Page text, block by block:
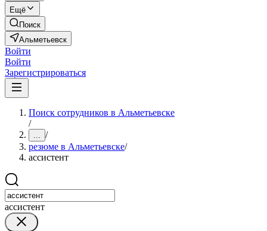
Ещё
Поиск
Альметьевск
Войти
Войти
Зарегистрироваться
Поиск сотрудников в Альметьевске
/
... /
резюме в Альметьевске/
ассистент
ассистент